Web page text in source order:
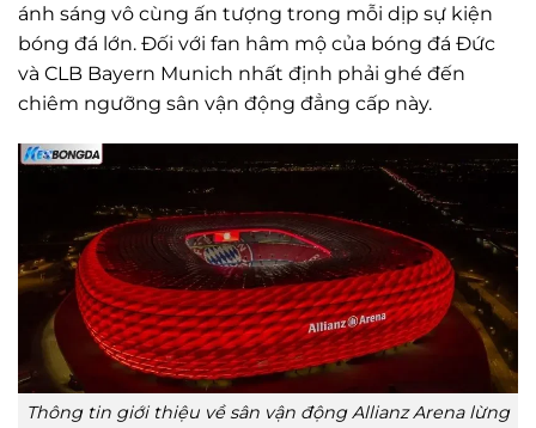
ánh sáng vô cùng ấn tượng trong mỗi dịp sự kiện
bóng đá lớn. Đối với fan hâm mộ của bóng đá Đức
và CLB Bayern Munich nhất định phải ghé đến
chiêm ngưỡng sân vận động đẳng cấp này.
Thông tin giới thiệu về sân vận động Allianz Arena lừng